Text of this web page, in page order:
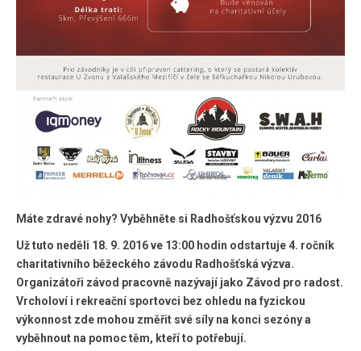
Máte zdravé nohy? Vyběhněte si Radhošťskou výzvu 2016
Už tuto neděli 18. 9. 2016 ve 13:00 hodin odstartuje 4. ročník
charitativního běžeckého závodu Radhošťská výzva.
Organizátoři závod pracovně nazývají jako Závod pro radost.
Vrcholoví i rekreační sportovci bez ohledu na fyzickou
výkonnost zde mohou změřit své síly na konci sezóny a
vyběhnout na pomoc těm, kteří to potřebují.